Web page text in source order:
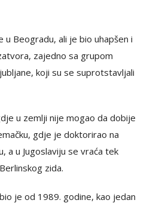
Beogradu, ali je bio uhapšen i
zajedno sa grupom
koji su se suprotstavljali
u zemlji nije mogao da dobije
gdje je doktorirao na
a u Jugoslaviju se vraća tek
zida.
je od 1989. godine, kao jedan